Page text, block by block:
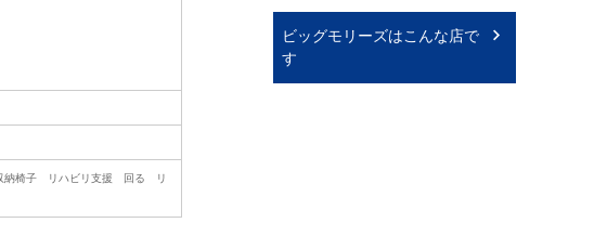
椅子 リハビリ支援 回る リ
ビッグモリーズはこんな店で
す